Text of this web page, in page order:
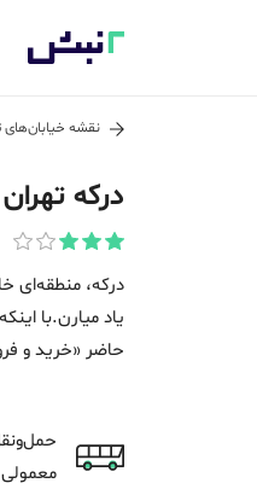
نقشه خیابان‌های
درکه تهران
درکه، منطقه‌ای
یاد میارن.با
حاضر «خرید و
معمولی